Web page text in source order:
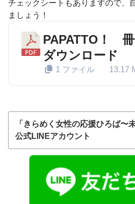
チェックシートもありますので、
ましょう！
PAPATTO！
ダウンロード
1 ファイル 13.17
「きらめく女性の応援ひろば〜
公式LINEアカウント